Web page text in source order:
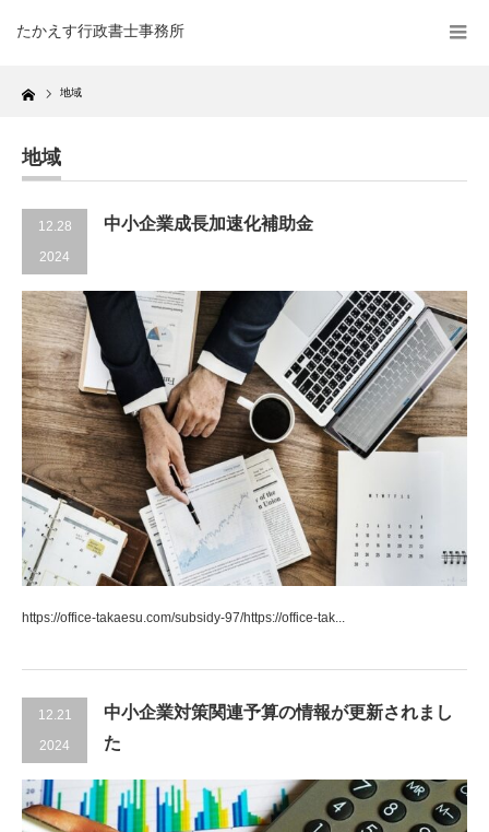
たかえす行政書士事務所
Home 地域
地域
12.28
2024
中小企業成長加速化補助金
https://office-takaesu.com/subsidy-97/https://office-tak...
12.21
2024
中小企業対策関連予算の情報が更新されまし
た